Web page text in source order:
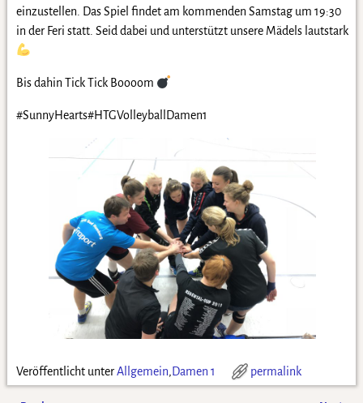
einzustellen. Das Spiel findet am kommenden Samstag um 19:30
in der Feri statt. Seid dabei und unterstützt unsere Mädels lautstark
Bis dahin Tick Tick Boooom
#SunnyHearts#HTGVolleyballDamen1
Veröffentlicht unter Allgemein,Damen 1 permalink